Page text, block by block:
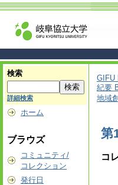
検索
詳細検索
ホーム
ブラウズ
コミュニティ/
コレクション
発行日
GIFU
紀要
地域
第
コ